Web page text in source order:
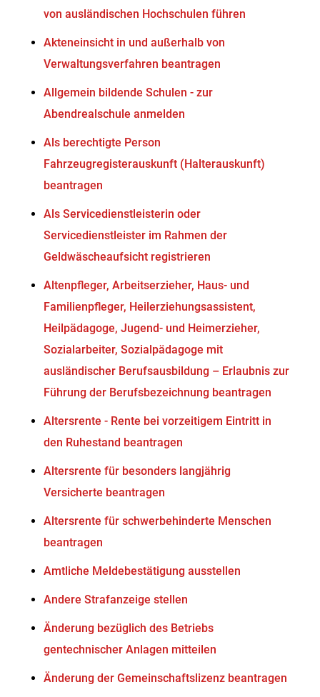
von ausländischen Hochschulen führen
Akteneinsicht in und außerhalb von
Verwaltungsverfahren beantragen
Allgemein bildende Schulen - zur
Abendrealschule anmelden
Als berechtigte Person
Fahrzeugregisterauskunft (Halterauskunft)
beantragen
Als Servicedienstleisterin oder
Servicedienstleister im Rahmen der
Geldwäscheaufsicht registrieren
Altenpfleger, Arbeitserzieher, Haus- und
Familienpfleger, Heilerziehungsassistent,
Heilpädagoge, Jugend- und Heimerzieher,
Sozialarbeiter, Sozialpädagoge mit
ausländischer Berufsausbildung – Erlaubnis zur
Führung der Berufsbezeichnung beantragen
Altersrente - Rente bei vorzeitigem Eintritt in
den Ruhestand beantragen
Altersrente für besonders langjährig
Versicherte beantragen
Altersrente für schwerbehinderte Menschen
beantragen
Amtliche Meldebestätigung ausstellen
Andere Strafanzeige stellen
Änderung bezüglich des Betriebs
gentechnischer Anlagen mitteilen
Änderung der Gemeinschaftslizenz beantragen